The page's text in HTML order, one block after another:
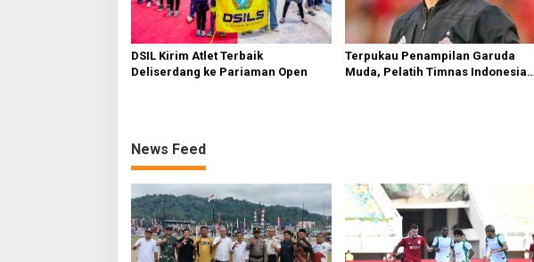
DSIL Kirim Atlet Terbaik
Deliserdang ke Pariaman Open
Terpukau Penampilan Garuda
Muda, Pelatih Timnas Indonesia
News Feed